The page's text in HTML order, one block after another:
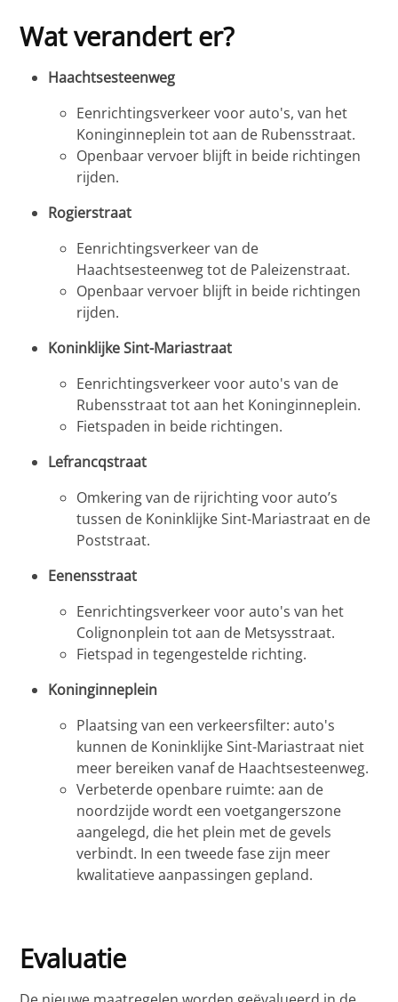
Wat verandert er?
Haachtsesteenweg
Eenrichtingsverkeer voor auto's, van het
Koninginneplein tot aan de Rubensstraat.
Openbaar vervoer blijft in beide richtingen
rijden.
Rogierstraat
Eenrichtingsverkeer van de
Haachtsesteenweg tot de Paleizenstraat.
Openbaar vervoer blijft in beide richtingen
rijden.
Koninklijke Sint-Mariastraat
Eenrichtingsverkeer voor auto's van de
Rubensstraat tot aan het Koninginneplein.
Fietspaden in beide richtingen.
Lefrancqstraat
Omkering van de rijrichting voor auto’s
tussen de Koninklijke Sint-Mariastraat en de
Poststraat.
Eenensstraat
Eenrichtingsverkeer voor auto's van het
Colignonplein tot aan de Metsysstraat.
Fietspad in tegengestelde richting.
Koninginneplein
Plaatsing van een verkeersfilter: auto's
kunnen de Koninklijke Sint-Mariastraat niet
meer bereiken vanaf de Haachtsesteenweg.
Verbeterde openbare ruimte: aan de
noordzijde wordt een voetgangerszone
aangelegd, die het plein met de gevels
verbindt. In een tweede fase zijn meer
kwalitatieve aanpassingen gepland.
Evaluatie